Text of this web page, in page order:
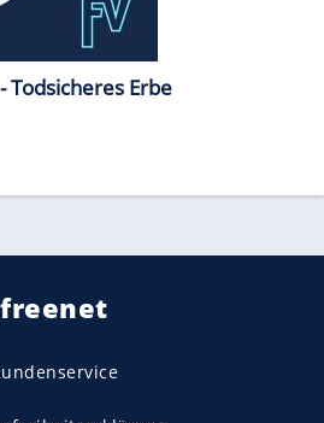
Todsicheres Erbe
freenet